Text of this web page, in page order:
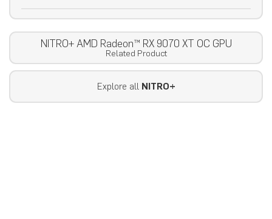
NITRO+ AMD Radeon™ RX 9070 XT OC GPU
Related Product
Explore all NITRO+